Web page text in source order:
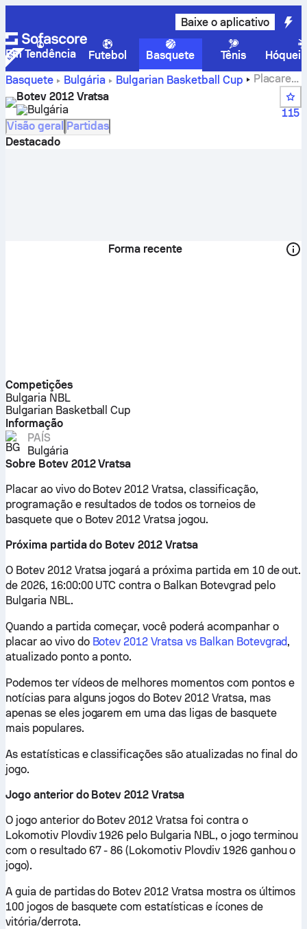
Baixe o aplicativo
Em Tendência Futebol Basquete Tênis
Hóquei
Basquete
Bulgária Bulgarian Basketball Cup
Placares,
classificação, programação e jogadores do Botev 2012
Vratsa
Botev 2012 Vratsa
Bulgária
115
Visão geral Partidas
Destacado
Forma recente
Competições
Bulgaria NBL
Bulgarian Basketball Cup
Informação
PAÍS
Bulgária
Sobre Botev 2012 Vratsa
Placar ao vivo do Botev 2012 Vratsa, classificação,
programação e resultados de todos os torneios de
basquete que o Botev 2012 Vratsa jogou.
Próxima partida do Botev 2012 Vratsa
O Botev 2012 Vratsa jogará a próxima partida em 10 de out.
de 2026, 16:00:00 UTC contra o Balkan Botevgrad pelo
Bulgaria NBL.
Quando a partida começar, você poderá acompanhar o
placar ao vivo do Botev 2012 Vratsa vs Balkan Botevgrad,
atualizado ponto a ponto.
Podemos ter vídeos de melhores momentos com pontos e
notícias para alguns jogos do Botev 2012 Vratsa, mas
apenas se eles jogarem em uma das ligas de basquete
mais populares.
As estatísticas e classificações são atualizadas no final do
jogo.
Jogo anterior do Botev 2012 Vratsa
O jogo anterior do Botev 2012 Vratsa foi contra o
Lokomotiv Plovdiv 1926 pelo Bulgaria NBL, o jogo terminou
com o resultado 67 - 86 (Lokomotiv Plovdiv 1926 ganhou o
jogo).
A guia de partidas do Botev 2012 Vratsa mostra os últimos
100 jogos de basquete com estatísticas e ícones de
vitória/derrota.